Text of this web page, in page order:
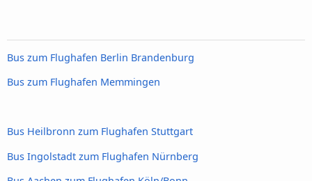
Bus zum Flughafen Berlin Brandenburg
Bus zum Flughafen Memmingen
Bus Heilbronn zum Flughafen Stuttgart
Bus Ingolstadt zum Flughafen Nürnberg